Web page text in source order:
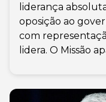
liderança
oposição ao
com
lidera. O Missão